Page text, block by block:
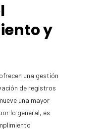
y
una gestión
de registros
una mayor
lo general, es